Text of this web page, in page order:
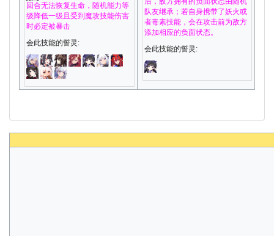
回合无法恢复生命，随机能力等
级降低一级且受到魔攻技能伤害
时必定被暴击
会此技能的誓灵:
队友继承；若自身携带了妖火或
者毒素技能，会在攻击前为敌方
添加相应的负面状态。
会此技能的誓灵: